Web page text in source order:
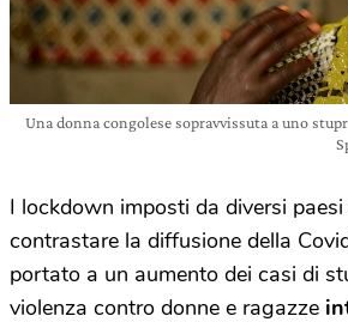
Una donna congolese sopravvissuta a uno
I lockdown imposti da diversi
contrastare la diffusione della
portato a un aumento dei casi di
violenza contro donne e ragazze